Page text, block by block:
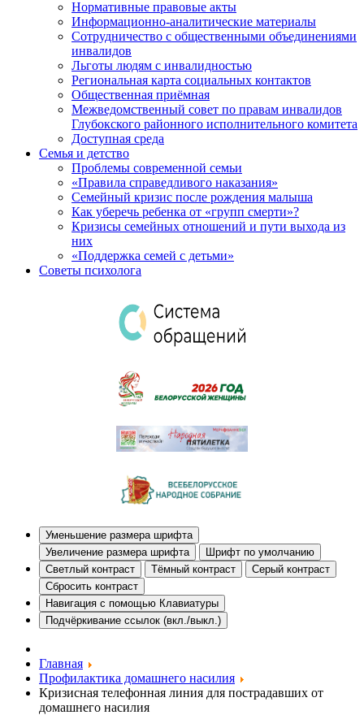
Нормативные правовые акты
Информационно-аналитические материалы
Сотрудничество с общественными объединениями
инвалидов
Льготы людям с инвалидностью
Региональная карта социальных контактов
Общественная приёмная
Межведомственный совет по правам инвалидов
Глубокского районного исполнительного комитета
Доступная среда
Семья и детство
Проблемы современной семьи
«Правила справедливого наказания»
Семейный кризис после рождения малыша
Как уберечь ребенка от «групп смерти»?
Кризисы семейных отношений и пути выхода из
них
«Поддержка семей с детьми»
Советы психолога
Уменьшение размера шрифта
Увеличение размера шрифта
Шрифт по умолчанию
Светлый контраст
Тёмный контраст
Серый контраст
Сбросить контраст
Навигация с помощью Клавиатуры
Подчёркивание ссылок (вкл./выкл.)
Главная
Профилактика домашнего насилия
Кризисная телефонная линия для пострадавших от
домашнего насилия